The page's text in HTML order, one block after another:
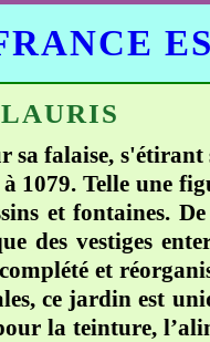
LAURIS
sa falaise,
Telle une
et fontaines.
des vestiges
et
ce jardin est
la teinture,